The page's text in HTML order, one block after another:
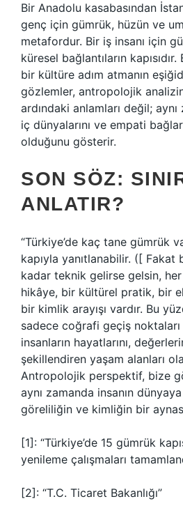
Bir Anadolu kasabasından
genç için gümrük, hüzün ve
metafordur. Bir iş insanı için
küresel bağlantıların
bir kültüre adım atmanın
gözlemler, antropolojik
ardındaki anlamları değil;
iç dünyalarını ve empati
olduğunu gösterir.
SON SÖZ:
ANLATIR?
“Türkiye’de kaç tane gümrük
kapıyla yanıtlanabilir. ([ Fakat
kadar teknik gelirse gelsin, her
hikâye, bir kültürel pratik, bir
bir kimlik arayışı vardır. Bu
sadece coğrafi geçiş
insanların hayatlarını,
şekillendiren yaşam alanları
Antropolojik perspektif, bize
aynı zamanda insanın dünyaya
göreliliğin ve kimliğin bir
[1]: “Türkiye’de 15 gümrük
yenileme çalışmaları
[2]: “T.C. Ticaret Bakanlığı”